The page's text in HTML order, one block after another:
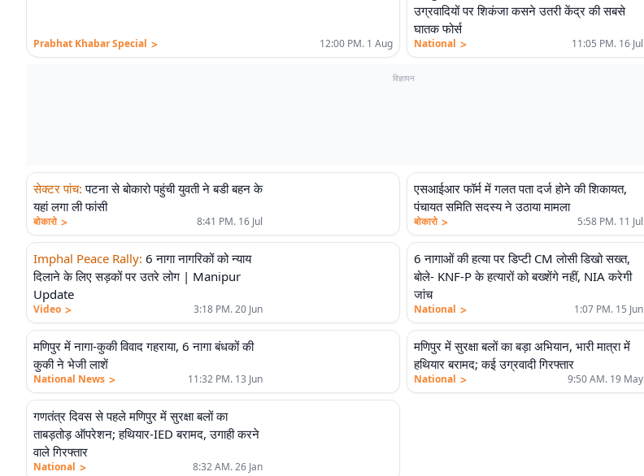
Prabhat Khabar Special > 12:00 PM. 1 Aug
उग्रवादियों पर शिकंजा कसने उतरी केंद्र की सबसे
घातक फोर्स
National > 11:05 PM. 16 Jul
विज्ञापन
सेक्टर पांच: पटना से बोकारो पहुंची युवती ने बडी बहन के
यहां लगा ली फांसी
बोकारो > 8:41 PM. 16 Jul
एसआईआर फॉर्म में गलत पता दर्ज होने की शिकायत,
पंचायत समिति सदस्य ने उठाया मामला
बोकारो > 5:58 PM. 11 Jul
Imphal Peace Rally: 6 नागा नागरिकों को न्याय
दिलाने के लिए सड़कों पर उतरे लोग | Manipur
Update
Video > 3:18 PM. 20 Jun
6 नागाओं की हत्या पर डिप्टी CM लोसी डिखो सख्त,
बोले- KNF-P के हत्यारों को बख्शेंगे नहीं, NIA करेगी
जांच
National > 1:07 PM. 15 Jun
मणिपुर में नागा-कुकी विवाद गहराया, 6 नागा बंधकों की
कुकी ने भेजी लाशें
National News > 11:32 PM. 13 Jun
मणिपुर में सुरक्षा बलों का बड़ा अभियान, भारी मात्रा में
हथियार बरामद; कई उग्रवादी गिरफ्तार
National > 9:50 AM. 19 May
गणतंत्र दिवस से पहले मणिपुर में सुरक्षा बलों का
ताबड़तोड़ ऑपरेशन; हथियार-IED बरामद, उगाही करने
वाले गिरफ्तार
National > 8:32 AM. 26 Jan